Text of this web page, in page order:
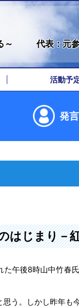
～ 代表：元
活動予
発
はじまり－
後8時山中竹春
う。しかし昨年も